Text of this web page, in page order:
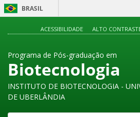
BRASIL
ACESSIBILIDADE ALTO
Programa de Pós-graduação em
Biotecnologia
INSTITUTO DE BIOTECNOLOGIA -
DE UBERLÂNDIA